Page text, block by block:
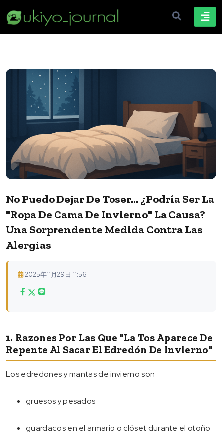
No Puedo Dejar De Toser... ¿Podría Ser La
"ropa De Cama De Invierno" La Causa?
Una Sorprendente Medida Contra Las
Alergias
2025年11月29日 11:56
1. Razones Por Las Que "la Tos Aparece De
Repente Al Sacar El Edredón De Invierno"
Los edredones y mantas de invierno son
gruesos y pesados
guardados en el armario o clóset durante el otoño